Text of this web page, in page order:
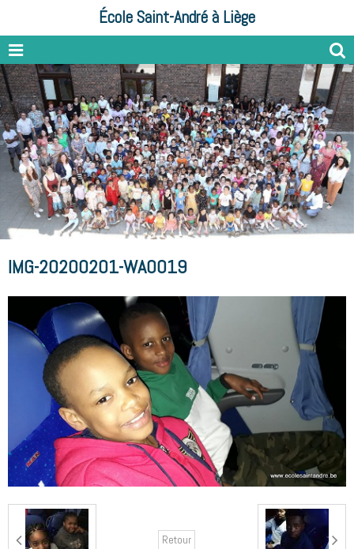
École Saint-André à Liège
IMG-20200201-WA0019
Retour